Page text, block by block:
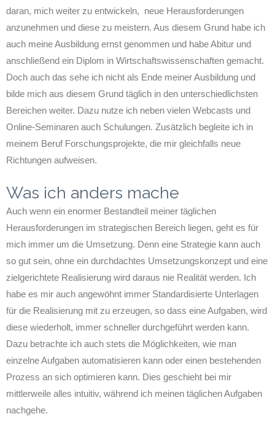
daran, mich weiter zu entwickeln, neue Herausforderungen
anzunehmen und diese zu meistern. Aus diesem Grund habe ich
auch meine Ausbildung ernst genommen und habe Abitur und
anschließend ein Diplom in Wirtschaftswissenschaften gemacht.
Doch auch das sehe ich nicht als Ende meiner Ausbildung und
bilde mich aus diesem Grund täglich in den unterschiedlichsten
Bereichen weiter. Dazu nutze ich neben vielen Webcasts und
Online-Seminaren auch Schulungen. Zusätzlich begleite ich in
meinem Beruf Forschungsprojekte, die mir gleichfalls neue
Richtungen aufweisen.
Was ich anders mache
Auch wenn ein enormer Bestandteil meiner täglichen
Herausforderungen im strategischen Bereich liegen, geht es für
mich immer um die Umsetzung. Denn eine Strategie kann auch
so gut sein, ohne ein durchdachtes Umsetzungskonzept und eine
zielgerichtete Realisierung wird daraus nie Realität werden. Ich
habe es mir auch angewöhnt immer Standardisierte Unterlagen
für die Realisierung mit zu erzeugen, so dass eine Aufgaben, wird
diese wiederholt, immer schneller durchgeführt werden kann.
Dazu betrachte ich auch stets die Möglichkeiten, wie man
einzelne Aufgaben automatisieren kann oder einen bestehenden
Prozess an sich optimieren kann. Dies geschieht bei mir
mittlerweile alles intuitiv, während ich meinen täglichen Aufgaben
nachgehe.